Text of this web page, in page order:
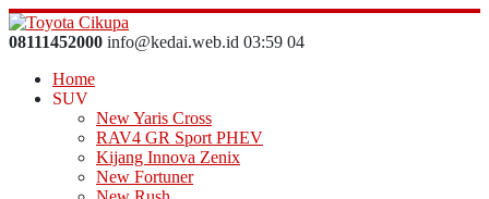
08111452000 info@kedai.web.id 03:59 04
Home
SUV
New Yaris Cross
RAV4 GR Sport PHEV
Kijang Innova Zenix
New Fortuner